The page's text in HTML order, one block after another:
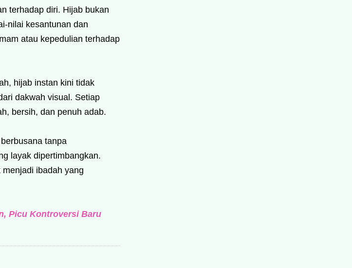
terhadap diri. Hijab bukan
nilai kesantunan dan
atau kepedulian terhadap
hijab instan kini tidak
dakwah visual. Setiap
bersih, dan penuh adab.
tanpa
layak dipertimbangkan.
ibadah yang
Picu Kontroversi Baru